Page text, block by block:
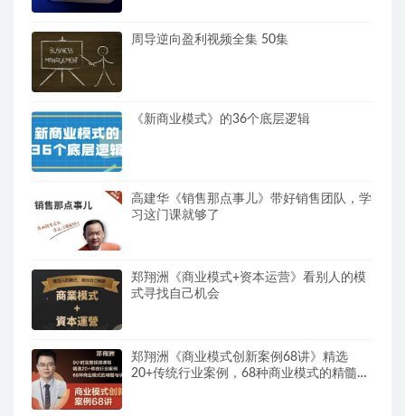
周导逆向盈利视频全集 50集
《新商业模式》的36个底层逻辑
高建华《销售那点事儿》带好销售团队，学
习这门课就够了
郑翔洲《商业模式+资本运营》看别人的模
式寻找自己机会
郑翔洲《商业模式创新案例68讲》精选
20+传统行业案例，68种商业模式的精髓与